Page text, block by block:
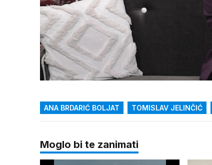
Upali
zvuk
/
42.34%
ANA BRDARIĆ BOLJAT TOMISLAV JELINČIĆ
Moglo bi te zanimati